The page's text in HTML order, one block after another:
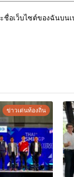
ชื่อเว็บไซต์ของฉันบน
ข่าวเด่นท้องถิ่น